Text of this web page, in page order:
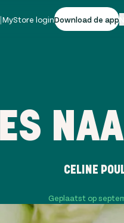
|MyStore loginDownload de app
CELINE
Geplaatst op